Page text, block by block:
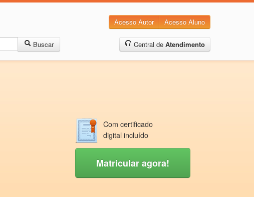
Acesso Autor Acesso Aluno
Buscar Central de Atendimento
Com certificado
digital incluído
Matricular agora!